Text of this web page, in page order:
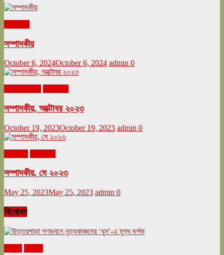
সম্পাদকীয়
October 6, 2024October 6, 2024 admin 0
সম্পাদকীয়, অক্টোবর ২০২৩
October 19, 2023October 19, 2023 admin 0
সম্পাদকীয়, মে ২০২৩
May 25, 2023May 25, 2023 admin 0
বিনোদন